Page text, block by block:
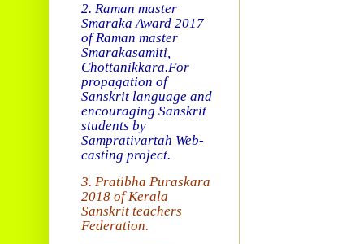
2. Raman master
Smaraka Award 2017
of Raman master
Smarakasamiti,
Chottanikkara.For
propagation of
Sanskrit language and
encouraging Sanskrit
students by
Samprativartah Web-
casting project.
3. Pratibha Puraskara
2018 ofKerala
Sanskrit teachers
Federation.